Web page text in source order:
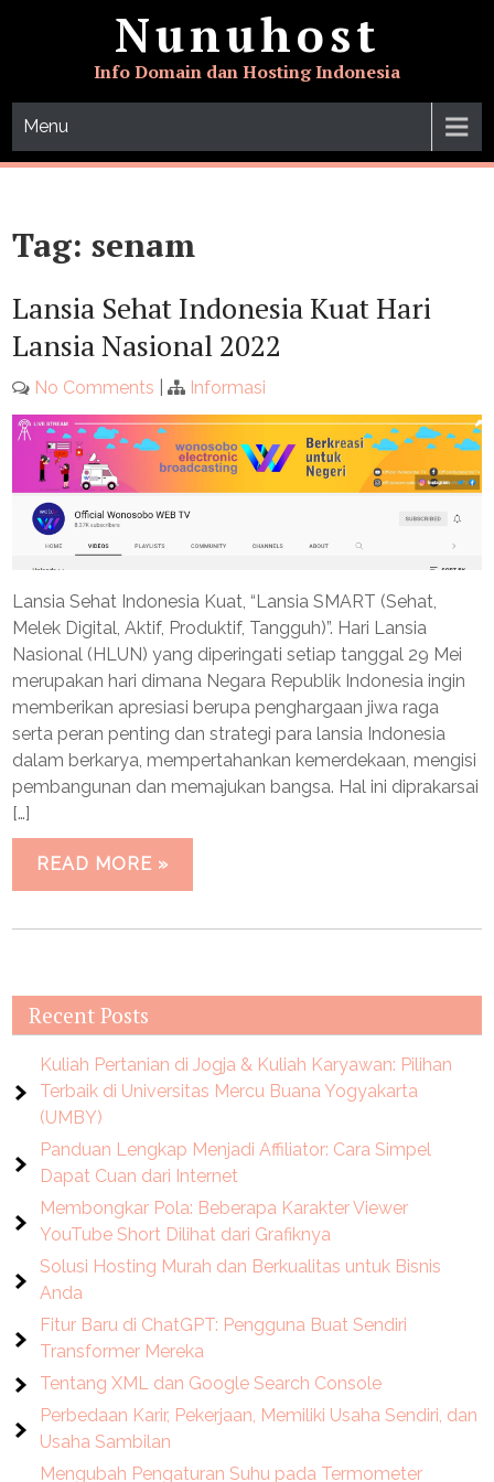
Nunuhost
Info Domain dan Hosting Indonesia
Menu
Tag:senam
Lansia Sehat Indonesia Kuat Hari
Lansia Nasional 2022
No Comments | Informasi
Lansia Sehat Indonesia Kuat, “Lansia SMART (Sehat,
Melek Digital, Aktif, Produktif, Tangguh)”. Hari Lansia
Nasional (HLUN) yang diperingati setiap tanggal 29 Mei
merupakan hari dimana Negara Republik Indonesia ingin
memberikan apresiasi berupa penghargaan jiwa raga
serta peran penting dan strategi para lansia Indonesia
dalam berkarya, mempertahankan kemerdekaan, mengisi
pembangunan dan memajukan bangsa. Hal ini diprakarsai
[…]
READ MORE »
Recent Posts
Kuliah Pertanian di Jogja & Kuliah Karyawan: Pilihan
Terbaik di Universitas Mercu Buana Yogyakarta
(UMBY)
Panduan Lengkap Menjadi Affiliator: Cara Simpel
Dapat Cuan dari Internet
Membongkar Pola: Beberapa Karakter Viewer
YouTube Short Dilihat dari Grafiknya
Solusi Hosting Murah dan Berkualitas untuk Bisnis
Anda
Fitur Baru di ChatGPT: Pengguna Buat Sendiri
Transformer Mereka
Tentang XML dan Google Search Console
Perbedaan Karir, Pekerjaan, Memiliki Usaha Sendiri, dan
Usaha Sambilan
Mengubah Pengaturan Suhu pada Termometer